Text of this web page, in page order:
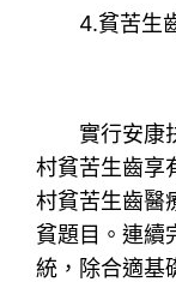
4.貧苦生齒
實行安康扶
村貧苦生齒享
村貧苦生齒醫
貧題目。連續
統，除合適基